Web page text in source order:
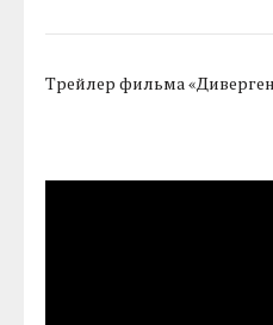
Трейлер фильма